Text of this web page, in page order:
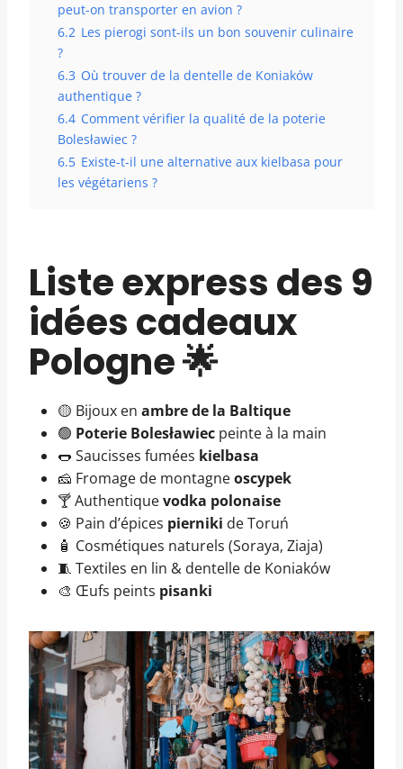
peut-on transporter en avion ?
6.2 Les pierogi sont-ils un bon souvenir culinaire
?
6.3 Où trouver de la dentelle de Koniaków
authentique ?
6.4 Comment vérifier la qualité de la poterie
Bolesławiec ?
6.5 Existe-t-il une alternative aux kielbasa pour
les végétariens ?
Liste express des 9
idées cadeaux
Pologne 🌟
🟡 Bijoux en ambre de la Baltique
🟢 Poterie Bolesławiec peinte à la main
🌭 Saucisses fumées kielbasa
🧀 Fromage de montagneoscypek
🍸 Authentiquevodka polonaise
🍪 Pain d’épices pierniki de Toruń
🧴 Cosmétiques naturels (Soraya, Ziaja)
🧵 Textiles en lin & dentelle de Koniaków
🎨 Œufs peints pisanki